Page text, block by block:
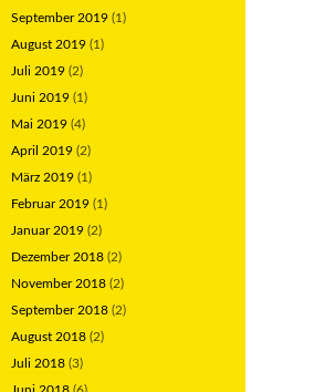
September 2019 (1)
August 2019 (1)
Juli 2019 (2)
Juni 2019 (1)
Mai 2019 (4)
April 2019 (2)
März 2019 (1)
Februar 2019 (1)
Januar 2019 (2)
Dezember 2018 (2)
November 2018 (2)
September 2018 (2)
August 2018 (2)
Juli 2018 (3)